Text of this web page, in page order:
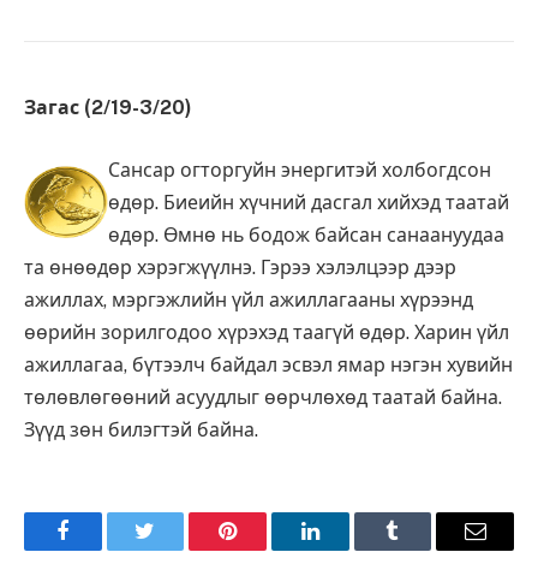
Загас (2/19-3/20)
Сансар огторгуйн энергитэй холбогдсон
өдөр. Биеийн хүчний дасгал хийхэд таатай
өдөр. Өмнө нь бодож байсан санаануудаа
та өнөөдөр хэрэгжүүлнэ. Гэрээ хэлэлцээр дээр
ажиллах, мэргэжлийн үйл ажиллагааны хүрээнд
өөрийн зорилгодоо хүрэхэд таагүй өдөр. Харин үйл
ажиллагаа, бүтээлч байдал эсвэл ямар нэгэн хувийн
төлөвлөгөөний асуудлыг өөрчлөхөд таатай байна.
Зүүд зөн билэгтэй байна.
FacebookTwitter Pinterest LinkedInTumblr Имэйл